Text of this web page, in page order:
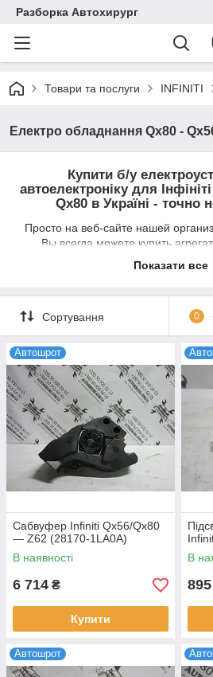
Разборка Автохирург
Товари та послуги INFINITI
Електро обладнання Qx80 -
Купити б/у
автоелектроніку для
Qx80 в Україні - точно
Просто на веб-сайте нашей
Вы всегда можете купить
минимальным ценам уже сейчас.
лицензионные, и ждать их
нашей державе их больше нигде
чтобы оформить заказ - подберите
и понадобиться только лишь заказ
Оперативну доставку
(Z62) / Infiniti Qx80 виконуємо
днів в які завгодно міста на
Показати все
Сортування 0
Автошрот
Сабвуфер Infiniti Qx56/Qx80
— Z62 (28170-1LA0A)
В наявності
6 714 ₴
Купити
В
895
Автошрот